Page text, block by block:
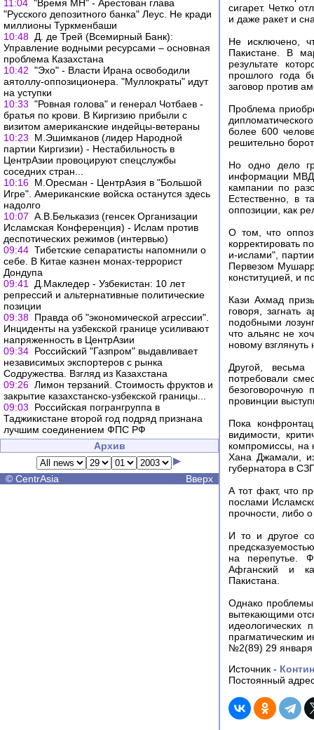
11:04 "Время МН" - Арестован глава
"Русского депозитного банка" Леус. Не кради
миллионы Туркменбаши
10:48 Д. де Трей (Всемирный Банк):
Управление водными ресурсами – основная
проблема Казахстана
10:42 "Эхо" - Власти Ирана освободили
аятоллу-оппозиционера. "Муллократы" идут
на уступки
10:33 "Ровная голова" и генерал Чотбаев -
братья по крови. В Киргизию прибыли с
визитом американские индейцы-ветераны
10:23
М.Эшимканов (лидер Народной
партии Киргизии) - Нестабильность в
ЦентрАзии провоцируют спецслужбы
соседних стран...
10:16 М.Оресман - ЦентрАзия в "Большой
Игре". Американские войска останутся здесь
надолго
10:07 А.В.Бельказиз (генсек Организации
Исламская Конференция) - Ислам против
деспотических режимов (интервью)
09:44 Тибетские сепаратисты напомнили о
себе. В Китае казнен монах-террорист
Дондупа
09:41
Д.Макледер - Узбекистан: 10 лет
репрессий и альтернативные политические
позиции
09:38 Правда об "экономической агрессии".
Инциденты на узбекской границе усиливают
напряженность в ЦентрАзии
09:34 Российский "Газпром" выдавливает
независимых экспортеров с рынка
Содружества. Взгляд из Казахстана
09:26 Лимон терзаний. Стоимость фруктов и
закрытие казахстанско-узбекской границы...
09:03
Российская погрангруппа в
Таджикистане второй год подряд признана
лучшим соединением ФПС РФ
Архив
© CentrAsia Вверх
сигарет. Четко
и даже ракет и
Не исключено,
Пакистане. В
результате
прошлого года
заговор против
Проблема
более 600
решительно
Но одно дело
информации МВД,
кампании по
Естественно, в
оппозиции, как
О том, что
корректировать
и-ислами",
Первезом
конституцией, и
Кази Ахмад
говоря, загнать
подобными
что альянс не
новому
Другой, весьма
потребовали
безоговорочную
провинции
Пока
видимости,
компромиссы, на
Хана Джамали,
губернатора в
А тот факт, что
послами
прочности, либо
И то и другое
на перепутье.
Афганский и
Пакистана.
Однако проблемы
вытекающими
прагматическим
№2(89) 29
Источник -
Постоянный